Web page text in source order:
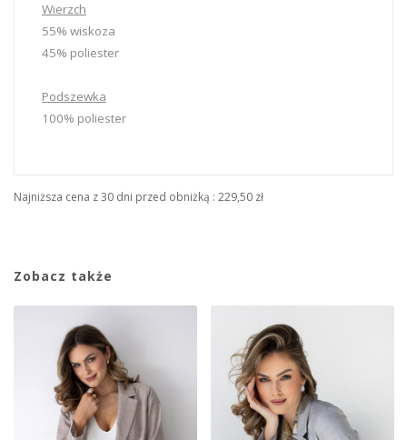
Wierzch
55% wiskoza
45% poliester
Podszewka
100% poliester
Najniższa cena z 30 dni przed obniżką : 229,50 zł
Zobacz także